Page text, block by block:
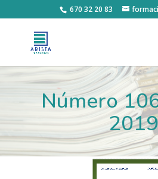
670 32 20 83
Número
2019